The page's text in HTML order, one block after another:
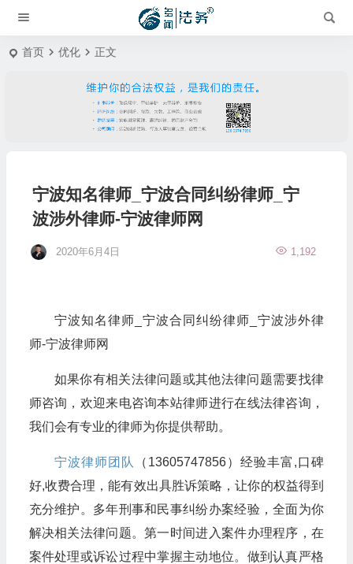
首页 优化 正文
宁波知名律师_宁波合同纠纷律师_宁
波涉外律师-宁波律师网
2020年6月4日 1,192
宁波知名律师_宁波合同纠纷律师_宁波涉外律
师-宁波律师网
如果你有相关法律问题或其他法律问题需要找律
师咨询，欢迎来电咨询本站律师进行在线法律咨询，
我们会有专业的律师为你提供帮助。
宁波律师团队
（13605747856）经验丰富,口碑
好,收费合理，能有效出具胜诉策略，让你的权益得到
充分维护。多年刑事和民事纠纷办案经验，全面为你
解决相关法律问题。第一时间进入案件办理程序，在
案件处理或诉讼过程中掌握主动地位。做到认真严格